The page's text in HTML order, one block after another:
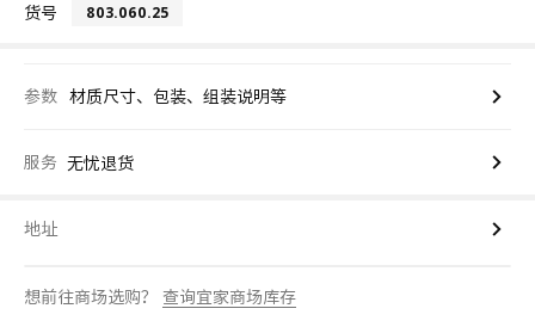
货号 803.060.25
参数 材质尺寸、包装、组装说明等
服务 无忧退货
地址
想前往商场选购？ 查询宜家商场库存